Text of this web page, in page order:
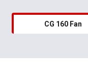
CG 160 Fan